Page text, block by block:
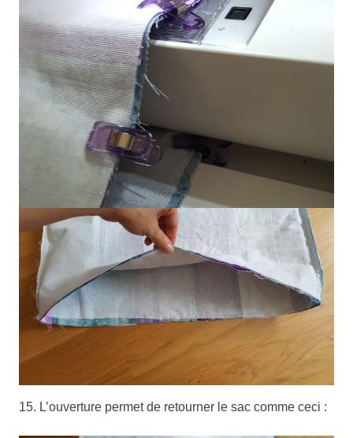
15. L’ouverture permet de retourner le sac comme ceci :